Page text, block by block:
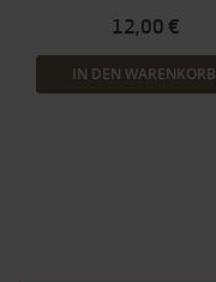
12,00 €
IN DEN WARENKORB